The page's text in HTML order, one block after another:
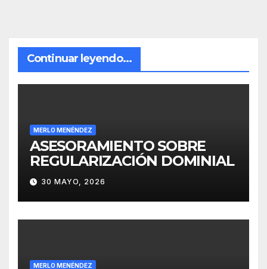
Continuar leyendo...
MERLO MENÉNDEZ
ASESORAMIENTO SOBRE
REGULARIZACIÓN DOMINIAL
30 MAYO, 2026
MERLO MENÉNDEZ